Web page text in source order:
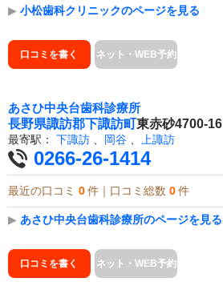
▶ 小松歯科クリニックのページを見る
口コミを書く ネット・WEB予約
あさひ中央台歯科診療所
長野県諏訪郡下諏訪町東赤砂4700-16
最寄駅： 下諏訪 岡谷 上諏訪
0266-26-1414
最近の口コミ 0 件｜口コミ総数 0 件
▶ あさひ中央台歯科診療所のページを見る
口コミを書く ネット・WEB予約